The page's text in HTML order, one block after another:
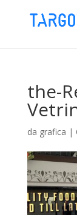
the-
da grafica |